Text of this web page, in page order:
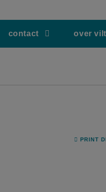
contact over vilt
PRINT